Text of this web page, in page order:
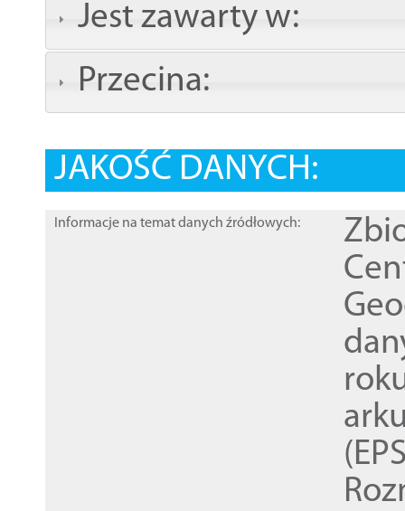
Jest zawarty w:
Przecina:
JAKOŚĆ DANYCH:
Informacje na temat danych źródłowych: